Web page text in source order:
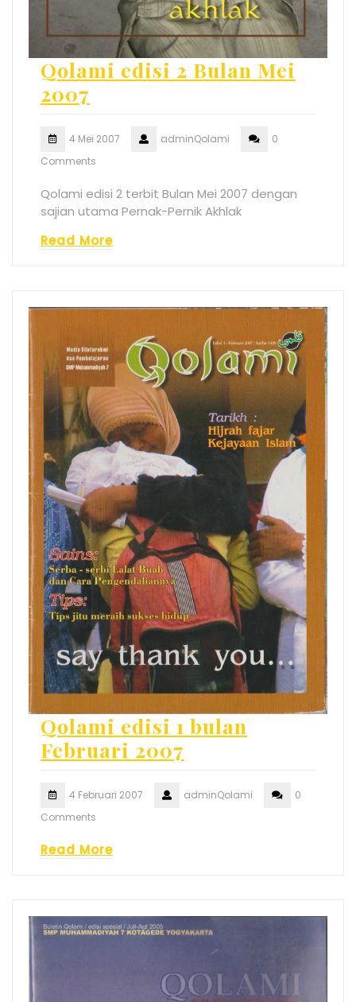
Qolami edisi 2 Bulan Mei
2007
4 Mei 2007 adminQolami
0
Comments
Qolami edisi 2 terbit Bulan Mei 2007 dengan
sajian utama Pernak-Pernik Akhlak
Read More
Qolami edisi 1 bulan
Februari 2007
4 Februari 2007 adminQolami
0
Comments
Read More